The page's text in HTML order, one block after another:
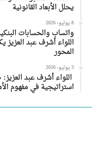
يحلل الأبعاد القانونية
8 يوليو، 2026
واتساب والحسابات
اللواء أشرف عبد العزيز
المحور
3 يوليو، 2026
اللواء أشرف عبد العزيز:
استراتيجية في مفهوم